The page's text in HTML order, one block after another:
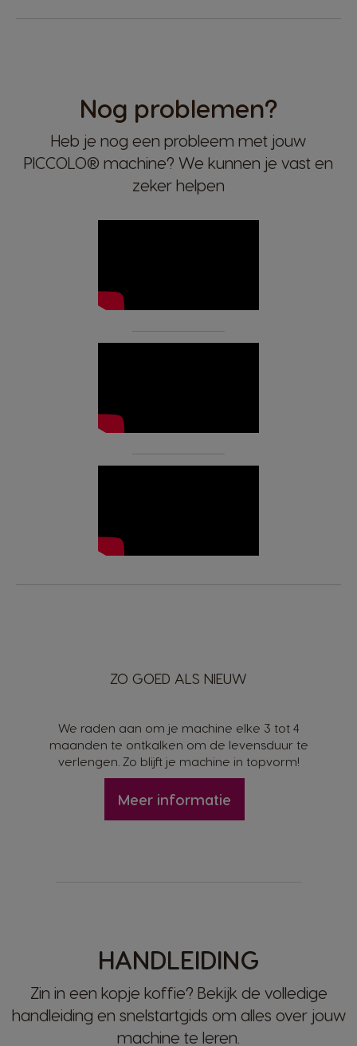
Nog problemen?
Heb je nog een probleem met jouw
PICCOLO® machine? We kunnen je vast en
zeker helpen
ZO GOED ALS NIEUW
We raden aan om je machine elke 3 tot 4
maanden te ontkalken om de levensduur te
verlengen. Zo blijft je machine in topvorm!
Meer informatie
HANDLEIDING
Zin in een kopje koffie? Bekijk de volledige
handleiding en snelstartgids om alles over jouw
machine te leren.